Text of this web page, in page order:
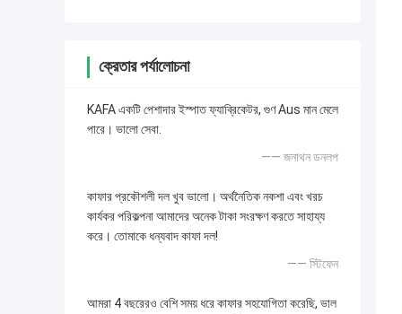
ক্রেতার পর্যালোচনা
KAFA একটি পেশাদার ইস্পাত ফ্যাব্রিকেটর, গুণ Aus মান মেলে
পারে। ভালো সেবা.
—— জনাথন ডনলপ
কাফার প্রকৌশলী দল খুব ভালো। অর্থনৈতিক নকশা এবং খরচ
কার্যকর পরিকল্পনা আমাদের অনেক টাকা সংরক্ষণ করতে সাহায্য
করে। তোমাকে ধন্যবাদ কাফা দল!
—— স্টিফেন
আমরা 4 বছরেরও বেশি সময় ধরে কাফার সহযোগিতা করেছি, ভাল